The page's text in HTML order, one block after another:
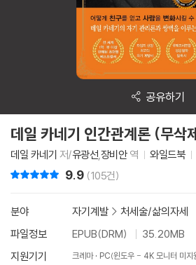
공유하기
데일 카네기 인간관계론 (무삭
데일 카네기 저/유광선 장비안역 와일드북
9.9 (105건)
분야 자기계발 > 처세술/삶의자세
파일정보
EPUB(DRM)
35.20MB
지원기기
크레마 PC(윈도우 - 4K 모니터 미지